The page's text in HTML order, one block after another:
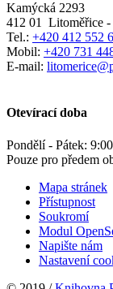
Kamýcká 2293
412 01
Litoměřice -
Tel.: +420 412 552
Mobil: +420 731
E-mail:
Otevírací doba
Pondělí - Pátek: 9:00
Pouze pro předem
Mapa stránek
Přístupnost
Soukromí
Modul
Napište nám
Nastavení